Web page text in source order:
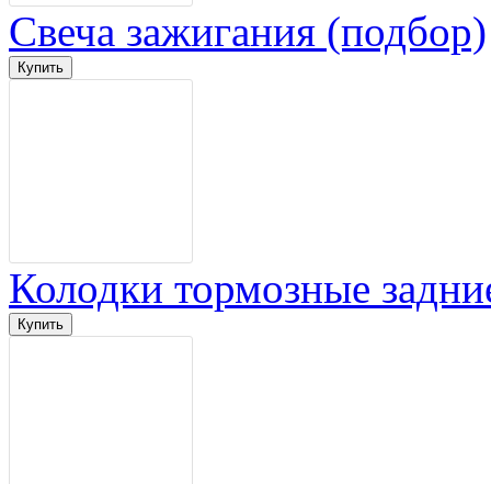
Свеча зажигания (подбор)
Колодки тормозные